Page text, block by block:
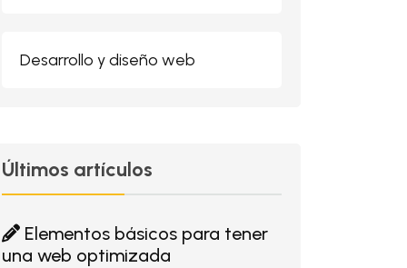
Desarrollo y diseño web
Últimos artículos
Elementos básicos para tener
una web optimizada